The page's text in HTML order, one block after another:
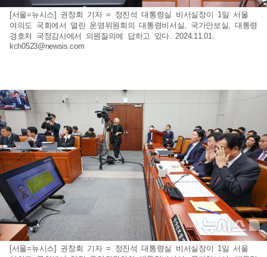
[서울=뉴시스] 권창회 기자 = 정진석 대통령실 비서실장이 1일 서울
여의도 국회에서 열린 운영위원회의 대통령비서실, 국가안보실, 대통령
경호처 국정감사에서 의원질의에 답하고 있다. 2024.11.01.
kch0523@newsis.com
[서울=뉴시스] 권창회 기자 = 정진석 대통령실 비서실장이 1일 서울